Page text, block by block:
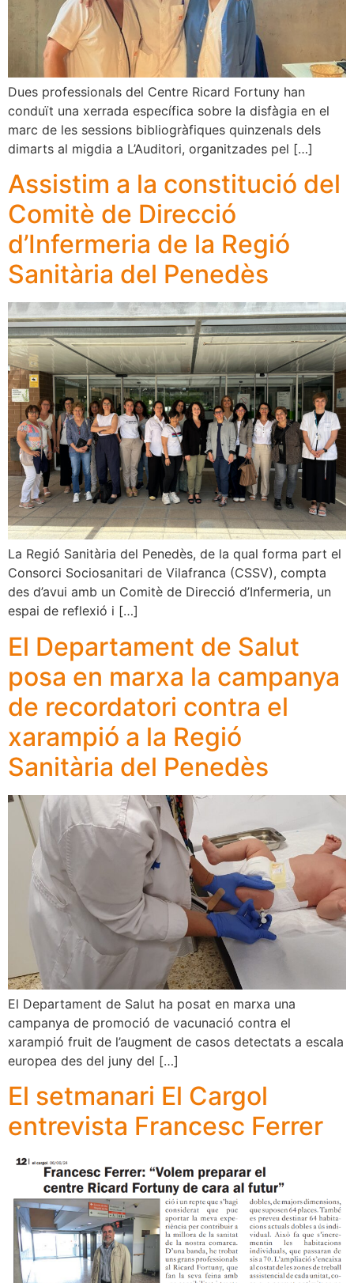
Dues professionals del Centre Ricard Fortuny han
conduït una xerrada específica sobre la disfàgia en el
marc de les sessions bibliogràfiques quinzenals dels
dimarts al migdia a L’Auditori, organitzades pel […]
Assistim a la constitució del
Comitè de Direcció
d’Infermeria de la Regió
Sanitària del Penedès
La Regió Sanitària del Penedès, de la qual forma part el
Consorci Sociosanitari de Vilafranca (CSSV), compta
des d’avui amb un Comitè de Direcció d’Infermeria, un
espai de reflexió i […]
El Departament de Salut
posa en marxa la campanya
de recordatori contra el
xarampió a la Regió
Sanitària del Penedès
El Departament de Salut ha posat en marxa una
campanya de promoció de vacunació contra el
xarampió fruit de l’augment de casos detectats a escala
europea des del juny del […]
El setmanari El Cargol
entrevista Francesc Ferrer